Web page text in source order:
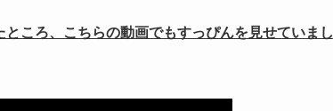
ころ、こちらの動画でもすっぴんを見せていまし